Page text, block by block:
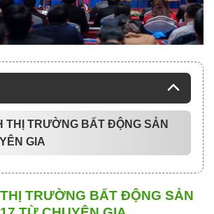
THỊ TRƯỜNG BẤT ĐỘNG SẢN
GIA
TRƯỜNG BẤT ĐỘNG SẢN